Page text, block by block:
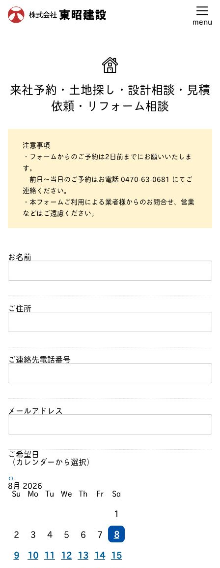
menu
東昭建設建設トップ
来社予約・土地探し・設計相談・見積依
頼・リフォーム相談
来社予約・土地探し・設計相談・見積
依頼・リフォーム相談
注意事項
・フォームからのご予約は2日前までにお願いいたしま
す。
前日～当日のご予約はお電話 0470-63-0681 にてご
連絡ください。
・本フォームご利用による業者様からのお問合せ、営業
などはご遠慮ください。
お名前
ご住所
ご連絡先電話番号
メールアドレス
ご希望日
（カレンダーから選択）
‹›
8月 2026
Su Mo Tu We Th Fr Sa
1
2
3 4 5 6 7
8
9
10 11 12 13 14 15